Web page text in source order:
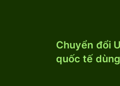
Chuyển đổi
quốc tế